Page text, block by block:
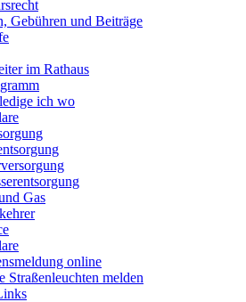
Gebühren und Beiträge
im Rathaus
ich wo
Gas
online
Straßenleuchten melden